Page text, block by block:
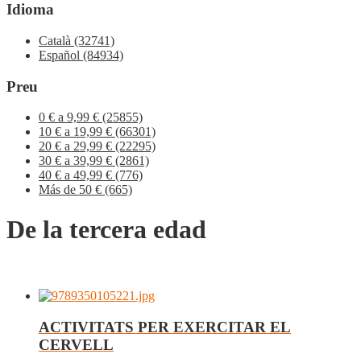
Idioma
Català (32741)
Español (84934)
Preu
0 € a 9,99 € (25855)
10 € a 19,99 € (66301)
20 € a 29,99 € (22295)
30 € a 39,99 € (2861)
40 € a 49,99 € (776)
Más de 50 € (665)
De la tercera edad
ACTIVITATS PER EXERCITAR EL
CERVELL